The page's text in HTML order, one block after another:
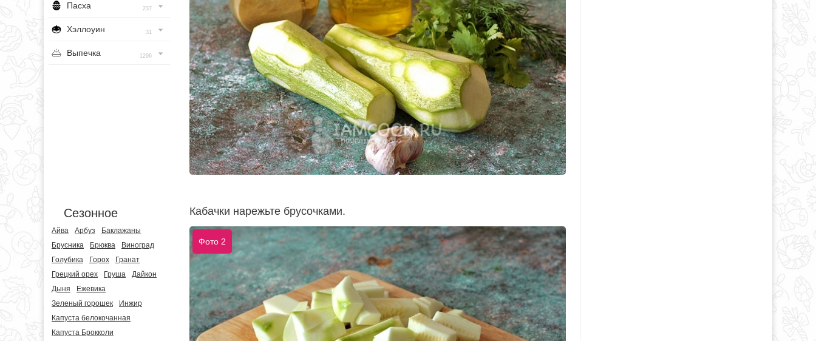
Пасха 237
Хэллоуин 31
Выпечка 1296
Сезонное
Айва Арбуз
Баклажаны
Брусника
Брюква
Виноград
Голубика
Горох
Гранат
Грецкий орех
Груша
Дайкон
Дыня
Ежевика
Зеленый горошек
Инжир
Капуста белокочанная
Капуста Брокколи
Кабачки нарежьте брусочками.
Фото 2